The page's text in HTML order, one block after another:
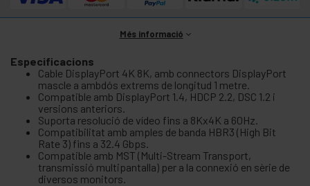
Més informació
Especificacions
Cable DisplayPort 4K 8K, amb connectors DisplayPort
mascle a ambdós extrems de longitud 1 metre.
Compatible amb DisplayPort 1.4, HDCP 2.2, DSC 1.2 i
versions anteriors.
Suporta resolució de vídeo fins a 8Kx4K a 60Hz.
Compatibilitat amb amples de banda HBR3 (High Bit
Rate 3) fins a 32.4 Gbps.
Compatible amb MST (Multi-Stream Transport,
transmissió multipantalla) per a la connexió en sèrie de
diversos monitors.